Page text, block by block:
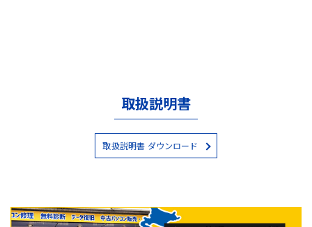
取扱説明書
取扱説明書 ダウンロード